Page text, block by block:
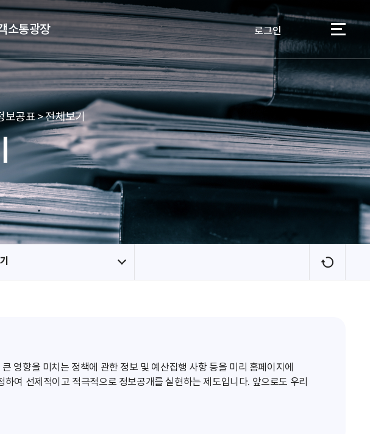
소통광장 로그인 이용자
공표 > 전체보기
새
로
영향을 미치는 정책에 관한 정보 및 예산집행 사항 등을 미리 홈페이지에
여 선제적이고 적극적으로 정보공개를 실현하는 제도입니다. 앞으로도 우리